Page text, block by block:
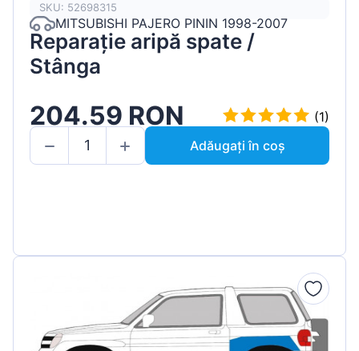
SKU: 52698315
MITSUBISHI PAJERO PININ 1998-2007
Reparație aripă spate /
Stânga
204.59 RON
(1)
Adăugați în coș